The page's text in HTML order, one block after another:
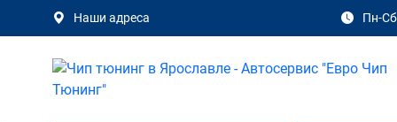
Наши адреса Пн-Сб